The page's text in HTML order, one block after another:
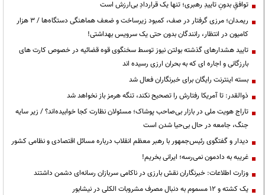
توافقِ بدونِ تاییدِ رهبری؛ تنها یک قراردادِ بی‌ارزش است
ریمـدان؛ مرزی گرفتار در صف، کمبود زیرساخت و ضعف هماهنگی دستگاه‌ها / ۳ هزار
کامیون در انتظار، رانندگان بدون حتی یک سرویس بهداشتی!
تایید هشدارهای گذشته بولتن نیوز توسط سخنگوی قوه قضائیه در خصوص کارت های
بارزگانی و اجاره ای که به بحران ارزی رسیده اند
بسته اینترنت رایگان برای خبرنگاران فعال شد
ذوالقدر: تا آمریکا رفتارش را تصحیح نکند، تنگه هرمز باز نخواهد شد
تاراج هویت ملی در بازار بی‌صاحب پوشاک؛ مسئولان نظارت کجا خوابیده‌اند؟ / زیر سایه
جنگ، جامعه در حال بی‌حیا شدن است
دیدار و گفتگوی رئیس‌جمهور با رهبر معظم انقلاب درباره مسائل اقتصادی و نظامی کشور
غریبه به دادمون نمی‌رسه؛ ایرانی بخریم!
وزارت اطلاعات: خبرنگاران نقش بارزی در ناکامی سربازان رسانه‌ای دشمن داشتند
یک کشته و ۱۲ مسموم به دنبال مصرف مشروبات الکلی در نیشابور